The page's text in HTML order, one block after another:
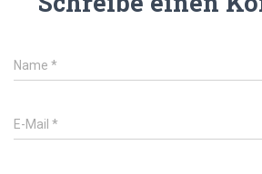
Name *
E-Mail *